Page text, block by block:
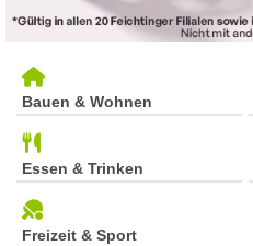
Bauen & Wohnen
Essen & Trinken
Freizeit & Sport